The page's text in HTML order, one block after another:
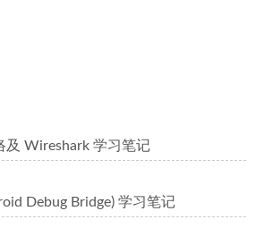
及 Wireshark 学习笔记
Debug Bridge) 学习笔记